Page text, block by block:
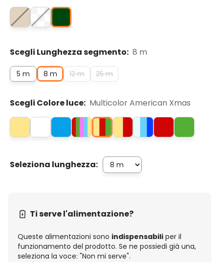
Scegli Lunghezza segmento: 8 m
5 m 8 m 12 m 25 m
Scegli Colore luce: Multicolor American Xmas
Seleziona lunghezza:
Ti serve l'alimentazione?
Queste alimentazioni sono indispensabili per il
funzionamento del prodotto. Se ne possiedi già una,
seleziona la voce: "Non mi serve".